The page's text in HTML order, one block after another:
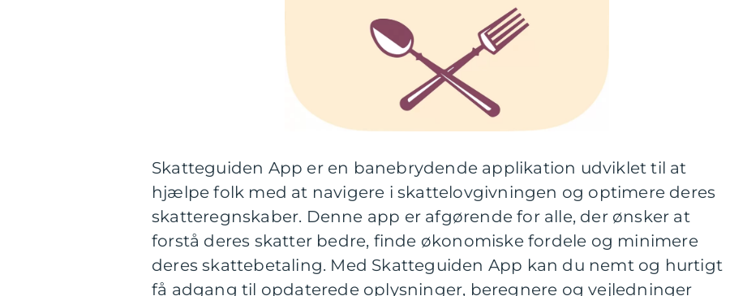
Skatteguiden App er en banebrydende applikation udviklet til at
hjælpe folk med at navigere i skattelovgivningen og optimere deres
skatteregnskaber. Denne app er afgørende for alle, der ønsker at
forstå deres skatter bedre, finde økonomiske fordele og minimere
deres skattebetaling. Med Skatteguiden App kan du nemt og hurtigt
få adgang til opdaterede oplysninger, beregnere og vejledninger